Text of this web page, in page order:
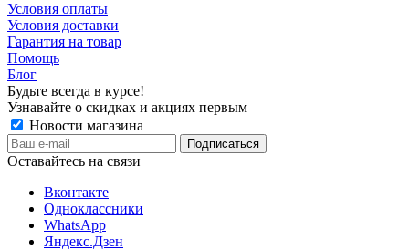
Условия оплаты
Условия доставки
Гарантия на товар
Помощь
Блог
Будьте всегда в курсе!
Узнавайте о скидках и акциях первым
Новости магазина
Оставайтесь на связи
Вконтакте
Одноклассники
WhatsApp
Яндекс.Дзен